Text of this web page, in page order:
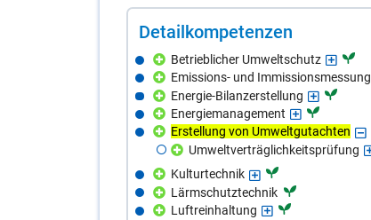
De­tail­kom­pe­ten­zen
Betrieblicher Umweltschutz
Emissions- und Immissionsmessung
Energie-Bilanzerstellung
Energiemanagement
Erstellung von Umweltgutachten
Umweltverträglichkeitsprüfung
Kulturtechnik
Lärmschutztechnik
Luftreinhaltung